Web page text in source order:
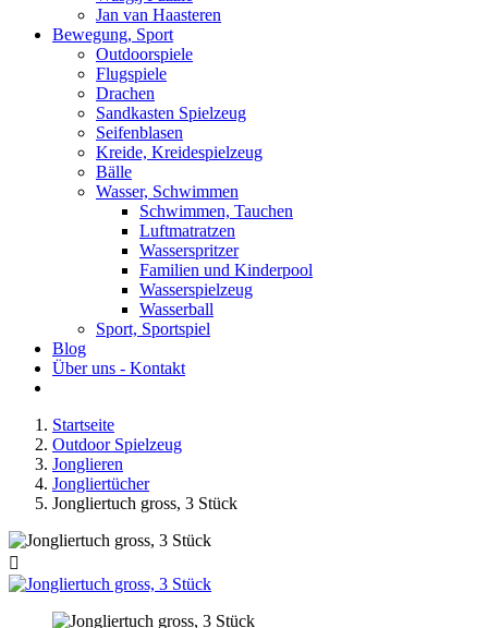
Jan van Haasteren
Bewegung, Sport
Outdoorspiele
Flugspiele
Drachen
Sandkasten Spielzeug
Seifenblasen
Kreide, Kreidespielzeug
Bälle
Wasser, Schwimmen
Schwimmen, Tauchen
Luftmatratzen
Wasserspritzer
Familien und Kinderpool
Wasserspielzeug
Wasserball
Sport, Sportspiel
Blog
Über uns - Kontakt
Startseite
Outdoor Spielzeug
Jonglieren
Jongliertücher
Jongliertuch gross, 3 Stück
